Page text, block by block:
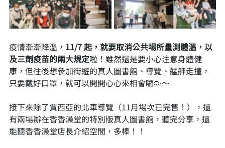
疫情漸漸降溫， 11/7 起，就要取消公共場所量測體溫，以
及三劑疫苗的兩大規定啦！雖然還是要小心注意身體健
康，但往後想參加街遊的真人圖書館、導覽、艋舺走撞，
只要戴好口罩，就可以開開心心來相會囉🥳～
接下來除了賈西亞的北車導覽（11月場次已完售！），還
有兩場辦在香香澡堂的特別版真人圖書館，聽完分享，還
能聽香香澡堂店長介紹空間，多棒！！